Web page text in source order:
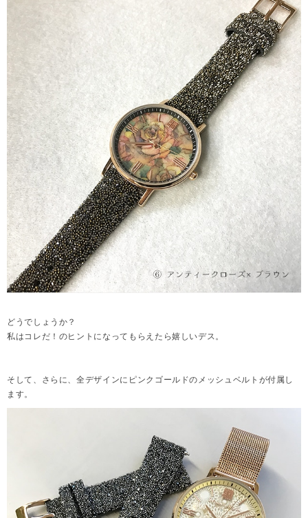
どうでしょうか？
私はコレだ！のヒントになってもらえたら嬉しいデス。
そして、さらに、全デザインにピンクゴールドのメッシュベルトが付属し
ます。